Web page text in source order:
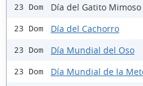
23 Dom Día del Gatito Mimoso
23 Dom Día del Cachorro
23 Dom Día Mundial del Oso
23 Dom Día Mundial de la